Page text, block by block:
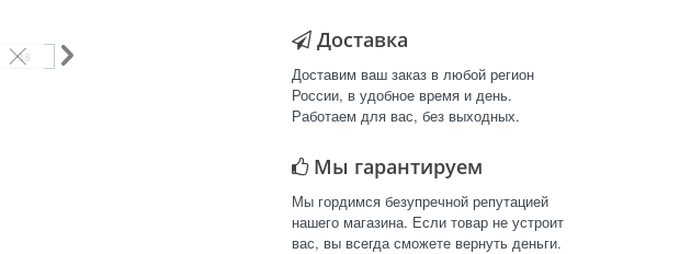
38
Доставка
Доставим ваш заказ в любой регион
России, в удобное время и день.
Работаем для вас, без выходных.
Мы гарантируем
Мы гордимся безупречной репутацией
нашего магазина. Если товар не устроит
вас, вы всегда сможете вернуть деньги.